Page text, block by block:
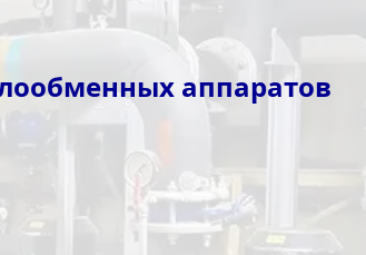
аппаратов